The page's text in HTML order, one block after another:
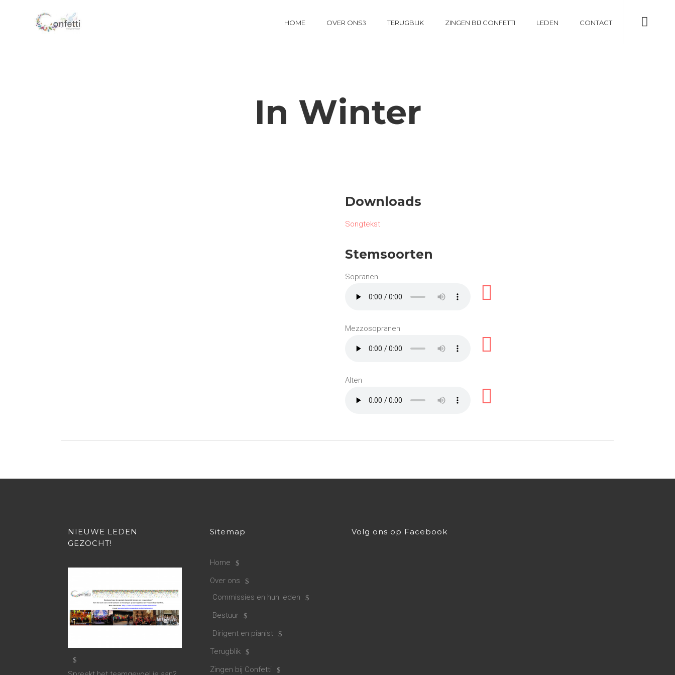
HOME OVER ONS TERUGBLIK ZINGEN BIJ CONFETTI LEDEN CONTACT
In Winter
Downloads
Songtekst
Stemsoorten
Sopranen
Mezzosopranen
Alten
NIEUWE LEDEN
GEZOCHT!
Sitemap
Home
Over ons
Commissies en hun leden
Bestuur
Dirigent en pianist
Terugblik
Zingen bij Confetti
Volg ons op Facebook